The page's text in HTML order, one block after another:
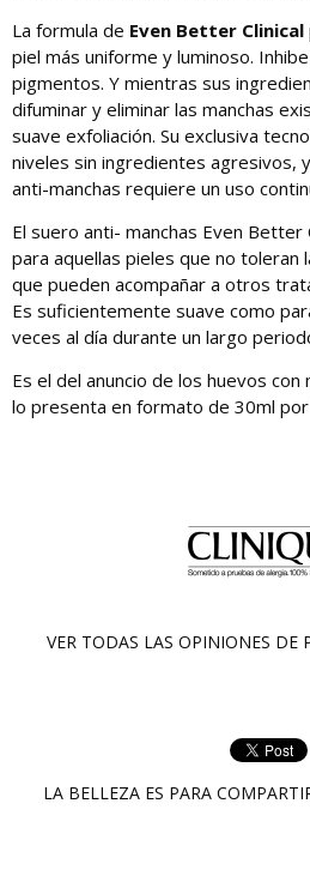
La formula de Even Better Clinical
piel más uniforme y luminoso.
pigmentos. Y mientras sus
difuminar y eliminar las manchas
suave exfoliación. Su exclusiva
niveles sin ingredientes agresivos,
anti-manchas requiere un uso
El suero anti- manchas Even Better
para aquellas pieles que no toleran
que pueden acompañar a otros
Es suficientemente suave como
veces al día durante un largo
Es el del anuncio de los huevos con
lo presenta en formato de 30ml
VER TODAS LAS OPINIONES DE
LA BELLEZA ES PARA